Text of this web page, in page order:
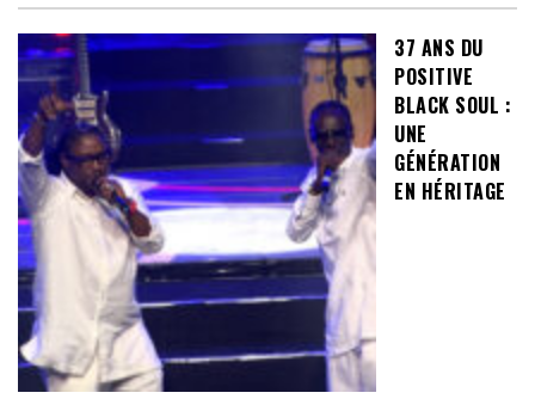
37 ANS DU
POSITIVE
BLACK SOUL :
UNE
GÉNÉRATION
EN HÉRITAGE